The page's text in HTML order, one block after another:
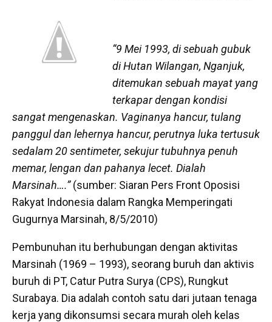
“9 Mei 1993, di sebuah gubuk
di Hutan Wilangan, Nganjuk,
ditemukan sebuah mayat yang
terkapar dengan kondisi
sangat mengenaskan. Vaginanya hancur, tulang
panggul dan lehernya hancur, perutnya luka tertusuk
sedalam 20 sentimeter, sekujur tubuhnya penuh
memar, lengan dan pahanya lecet. Dialah
Marsinah….”(sumber: Siaran Pers Front Oposisi
Rakyat Indonesia dalam Rangka Memperingati
Gugurnya Marsinah, 8/5/2010)
Pembunuhan itu berhubungan dengan aktivitas
Marsinah (1969 – 1993), seorang buruh dan aktivis
buruh di PT, Catur Putra Surya (CPS), Rungkut
Surabaya. Dia adalah contoh satu dari jutaan tenaga
kerja yang dikonsumsi secara murah oleh kelas